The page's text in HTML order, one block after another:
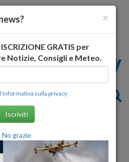
×
GRATIS per
Notizie, Consigli e Meteo.
l'informativa sulla privacy
Iscriviti
No grazie